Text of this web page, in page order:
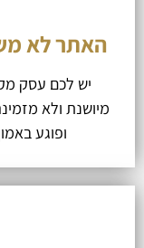
האתר לא
יש לכם עסק
מיושנת ולא
ופוגע